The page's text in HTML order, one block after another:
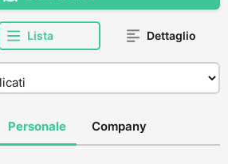
Lista Dettaglio
Personale Company